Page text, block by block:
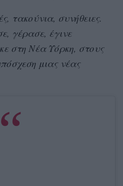
τακούνια, συνήθειες.
γέρασε, έγινε
στη Νέα Υόρκη, στους
μιας νέας